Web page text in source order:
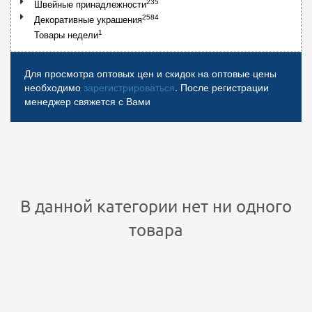
Швейные принадлежности235
Декоративные украшения2584
Товары недели1
Для просмотра оптовых цен и скидок на оптовые цены
необходимо зарегистрироваться. После регистрации
менеджер свяжется с Вами
В данной категории нет ни одного
товара